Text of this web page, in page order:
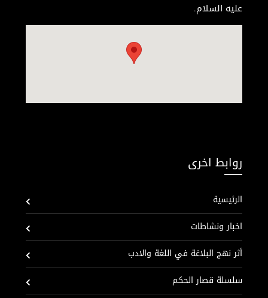
عليه السلام.
روابط اخرى
الرئيسية
اخبار ونشاطات
أثر نهج البلاغة في اللغة والادب
سلسلة قصار الحكم